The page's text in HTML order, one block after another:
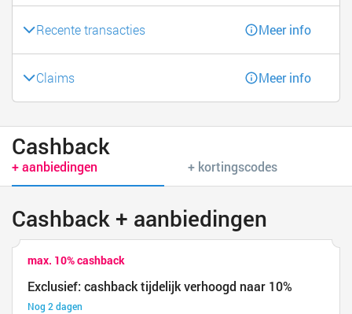
Recente transacties Meer info
Claims Meer info
Cashback
+ aanbiedingen + kortingscodes
Cashback + aanbiedingen
max. 10% cashback
Exclusief: cashback tijdelijk verhoogd naar 10%
Nog 2 dagen